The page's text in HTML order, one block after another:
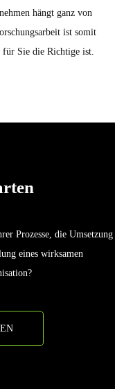
hängt ganz von
ist somit
Sie die Richtige ist.
Prozesse, die Umsetzung
eines wirksamen